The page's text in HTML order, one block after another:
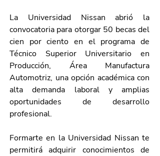
La Universidad Nissan abrió la
convocatoria para otorgar 50 becas del
cien por ciento en el programa de
Técnico Superior Universitario en
Producción, Área Manufactura
Automotriz, una opción académica con
alta demanda laboral y amplias
oportunidades de desarrollo
profesional.
Formarte en la Universidad Nissan te
permitirá adquirir conocimientos de